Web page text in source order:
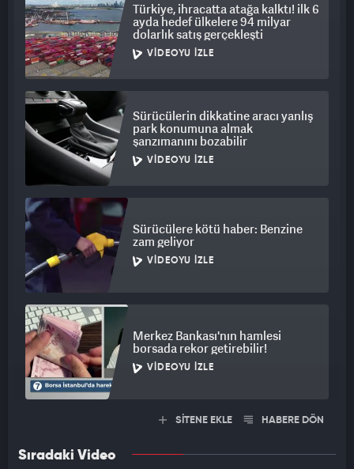
Türkiye, ihracatta atağa kalktı! ilk 6
ayda hedef ülkelere 94 milyar
dolarlık satış gerçekleşti
VIDEOYU İZLE
Sürücülerin dikkatine aracı yanlış
park konumuna almak
şanzımanını bozabilir
VIDEOYU İZLE
Sürücülere kötü haber: Benzine
zam geliyor
VIDEOYU İZLE
Merkez Bankası'nın hamlesi
borsada rekor getirebilir!
VIDEOYU İZLE
SİTENE EKLE HABERE DÖN
Sıradaki Video